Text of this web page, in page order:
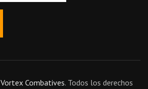
Vortex Combatives. Todos los derechos